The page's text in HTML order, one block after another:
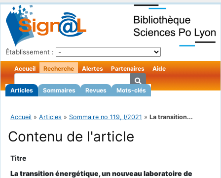
Établissement :
Accueil Recherche
Articles Sommaires Revues Mots-clés
Alertes Partenaires Aide
Accueil » Articles » Sommaire no 119, I/2021 » La transition...
Contenu de l'article
Titre
La transition énergétique, un nouveau laboratoire de